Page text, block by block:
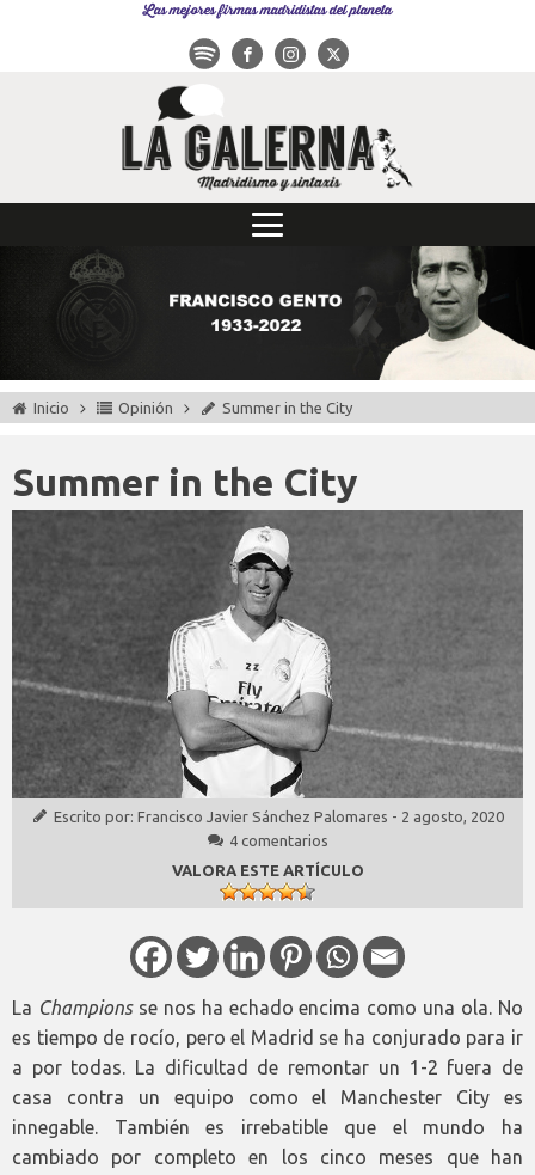
Las mejores firmas madridistas del planeta
Inicio Opinión Summer in the City
Summer in the City
Escrito por: Francisco Javier Sánchez Palomares - 2 agosto, 2020
4 comentarios
VALORA ESTE ARTÍCULO
La Championsse nos ha echado encima como una ola. No
es tiempo de rocío, pero el Madrid se ha conjurado para ir
a por todas. La dificultad de remontar un 1-2 fuera de
casa contra un equipo como el Manchester City es
innegable. También es irrebatible que el mundo ha
cambiado por completo en los cinco meses que han